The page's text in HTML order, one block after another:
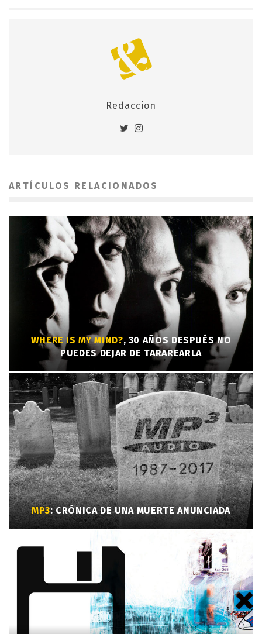
Redaccion
ARTÍCULOS RELACIONADOS
WHERE IS MY MIND?, 30 AÑOS DESPUÉS NO
PUEDES DEJAR DE TARAREARLA
MP3: CRÓNICA DE UNA MUERTE ANUNCIADA